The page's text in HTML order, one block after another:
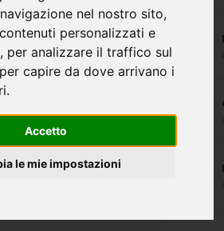
nel nostro sito,
personalizzati e
per analizzare il traffico sul
capire da dove arrivano i
Accetto
le mie impostazioni